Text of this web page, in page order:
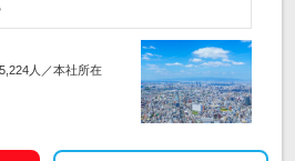
人／本社所在